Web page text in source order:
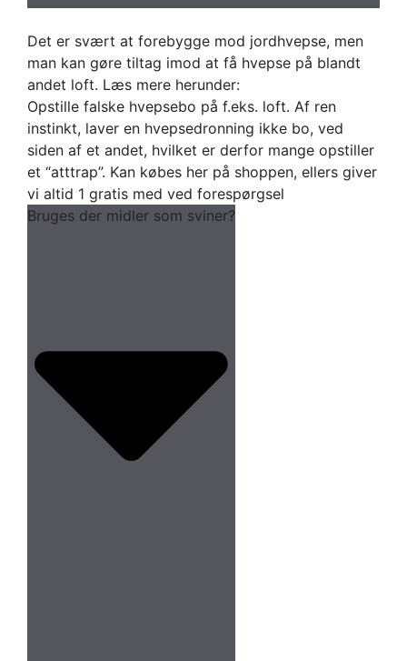
Det er svært at forebygge mod jordhvepse, men
man kan gøre tiltag imod at få hvepse på blandt
andet loft. Læs mere herunder:
Opstille falske hvepsebo på f.eks. loft. Af ren
instinkt, laver en hvepsedronning ikke bo, ved
siden af et andet, hvilket er derfor mange opstiller
et “atttrap”. Kan købes her på shoppen, ellers giver
vi altid 1 gratis med ved forespørgsel
Bruges der midler som sviner?